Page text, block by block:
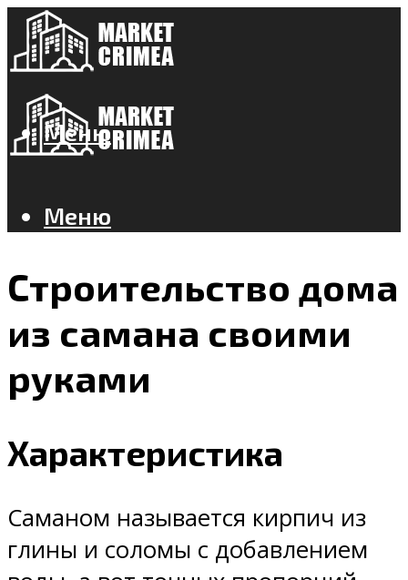
Меню
Меню
Строительство дома
из самана своими
руками
Характеристика
Саманом называется кирпич из
глины и соломы с добавлением